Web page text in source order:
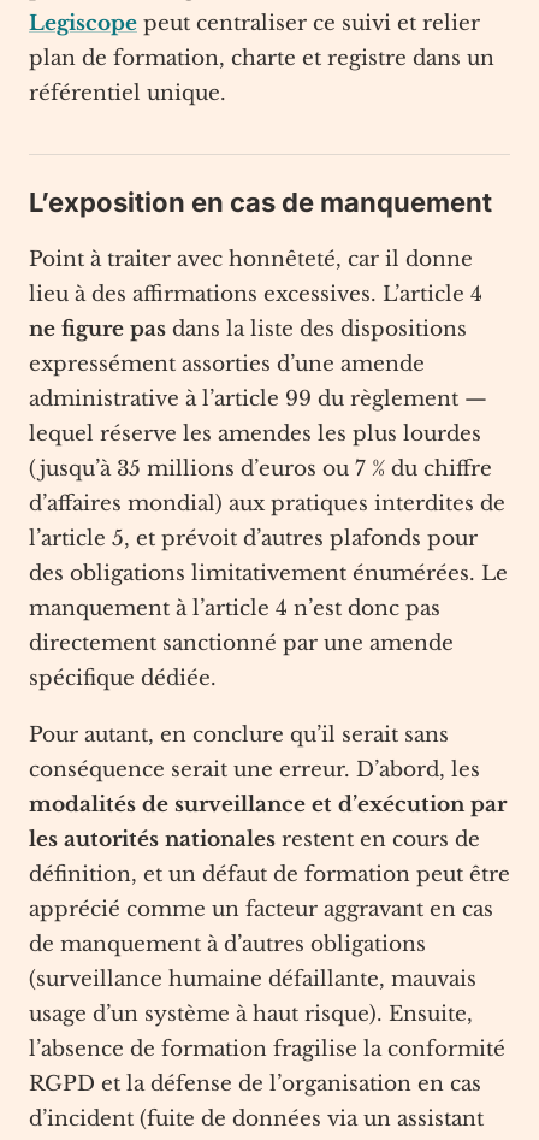
Legiscope peut centraliser ce suivi et relier
plan de formation, charte et registre dans un
référentiel unique.
L’exposition en cas de manquement
Point à traiter avec honnêteté, car il donne
lieu à des affirmations excessives. L’article 4
ne figure pas dans la liste des dispositions
expressément assorties d’une amende
administrative à l’article 99 du règlement —
lequel réserve les amendes les plus lourdes
(jusqu’à 35 millions d’euros ou 7 % du chiffre
d’affaires mondial) aux pratiques interdites de
l’article 5, et prévoit d’autres plafonds pour
des obligations limitativement énumérées. Le
manquement à l’article 4 n’est donc pas
directement sanctionné par une amende
spécifique dédiée.
Pour autant, en conclure qu’il serait sans
conséquence serait une erreur. D’abord, les
modalités de surveillance et d’exécution par
les autorités nationales restent en cours de
définition, et un défaut de formation peut être
apprécié comme un facteur aggravant en cas
de manquement à d’autres obligations
(surveillance humaine défaillante, mauvais
usage d’un système à haut risque). Ensuite,
l’absence de formation fragilise la conformité
RGPD et la défense de l’organisation en cas
d’incident (fuite de données via un assistant